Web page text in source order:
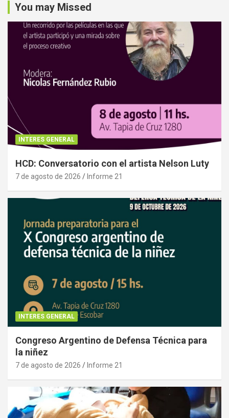
You may Missed
INTERES GENERAL
HCD: Conversatorio con el artista Nelson Luty
7 de agosto de 2026 Informe 21
INTERES GENERAL
Congreso Argentino de Defensa Técnica para
la niñez
7 de agosto de 2026 Informe 21